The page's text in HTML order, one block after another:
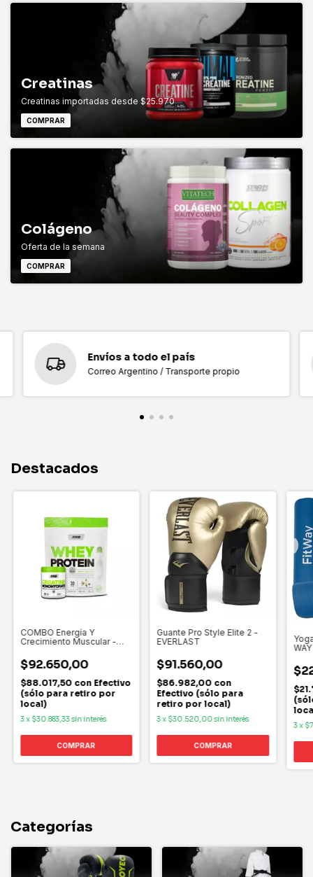
Creatinas
Creatinas importadas desde $25.970
COMPRAR
Colágeno
Oferta de la semana
COMPRAR
Envíos a todo el país
Correo Argentino / Transporte propio
Destacados
COMBO Energía Y
Crecimiento Muscular -
$92.650,00
$88.017,50 con Efectivo
(sólo para retiro por
local)
3x $30.883,33sin interés
COMPRAR
Guante Pro Style Elite 2 -
EVERLAST
$91.560,00
$86.982,00 con
Efectivo (sólo para
retiro por local)
3x $30.520,00sin interés
COMPRAR
WAY
3x
Categorías